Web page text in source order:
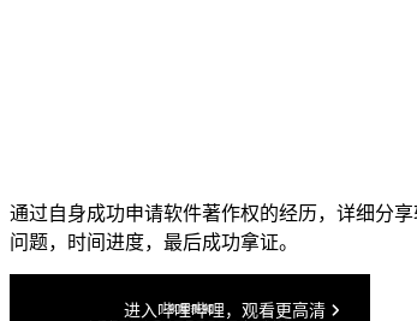
通过自身成功申请软件著作权的经历，详细分
问题，时间进度，最后成功拿证。